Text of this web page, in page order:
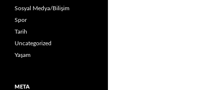
Sosyal Medya/Bilişim
Spor
Tarih
Uncategorized
Yaşam
META